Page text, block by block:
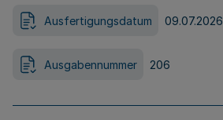
Ausfertigungsdatum 09.07.2026
Ausgabennummer 206